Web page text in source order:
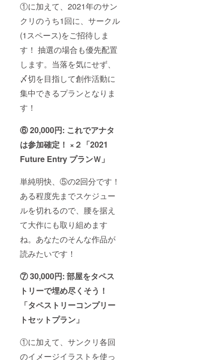
①に加えて、2021年のサン
クリのうち1回に、サークル
(1スペース)をご招待しま
す！ 抽選の場合も優先配置
します。当落を気にせず、
〆切を目指して創作活動に
集中できるプランとなりま
す！
⑥ 20,000円: これでアナタ
は参加確定！ ×２「2021
Future Entry プランＷ」
単純明快、⑤の2回分です！
ある程度先までスケジュー
ルを切れるので、腰を据え
て大作にも取り組めます
ね。あなたのそんな作品が
読みたいです！
⑦ 30,000円: 部屋をタペス
トリーで埋め尽くそう！
「タペストリーコンプリー
トセットプラン」
①に加えて、サンクリ各回
のイメージイラストを使っ